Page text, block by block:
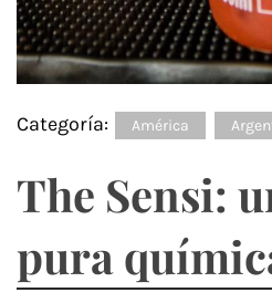
Categoría: América
The Sensi:
pura